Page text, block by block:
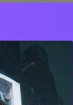
e medico. Ad
di foto